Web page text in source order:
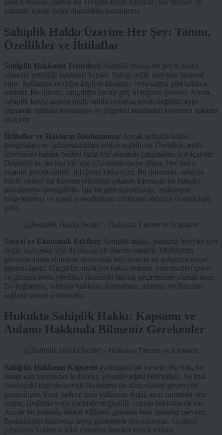
sorunun içinde farklı dinamikler barındırırız.
Sahiplik Hakkı Üzerine Her Şey: Tanım,
Özellikler ve İhtilaflar
Sahiplik Hakkının Temelleri: Sahiplik hakkı, bir şeyin sahibi
olmanın getirdiği faydaları kapsar. Sahip, mülk üzerinde tasarruf
etme, kullanma ve diğer kişilere kiralama veya satma gibi haklara
sahiptir. Bu durum, sahipliğin bir tür güç olduğunu gösterir. Ancak,
sahiplik hakkı sadece mülk sahibi olmakla sınırlı değildir; aynı
zamanda mülkün korunması ve diğerleri tarafından korunma hakkını
da içerir.
İhtilaflar ve Hakların Kısıtlanması: Ancak sahiplik hakkı,
tartışmalara ve anlaşmazlıklara neden olabiliyor. Özellikle, mülk
üzerindeki haklar, birden fazla kişi arasında çatışmalara yol açabilir.
Düşünün ki; iki kişi bir arsa için mahkemeye düşer. Her biri o
arsanın gerçek sahibi olduğunu iddia eder. Bu durumda, sahiplik
hakkı sadece bir kavram olmaktan çıkarak karmaşık bir hukuki
mücadeleye dönüşebilir. İşte bu gibi durumlarda, mülkiyetin
belgelenmesi ve yasal prosedürlerin izlenmesi oldukça önemli hale
gelir.
Sosyal ve Ekonomik Etkileri: Sahiplik hakkı, yalnızca bireyler için
değil, toplumlar için de büyük bir öneme sahiptir. Mülkiyetin
güvence altına alınması, ekonomik büyümenin ve gelişimin temel
taşlarındandır. Güçlü bir mülkiyet hakkı sistemi, yatırımcıları çeker
ve girişimcilerin yenilikçi fikirlerini hayata geçirmesine olanak tanır.
Bu bağlamda, sahiplik hakkının korunması, adaletin ve düzenin
sağlanmasının anahtarıdır.
Hukukta Sahiplik Hakkı: Kapsamı ve
Anlamı Hakkında Bilmeniz Gerekenler
Sahiplik Hakkının Kapsamı aydınlatıcı bir mesele. Bu hak, bir
malın kim tarafından kullanılıp yönetileceğini belirlerken, bu mal
üzerindeki tüm ekonomik faydaların da sizin elinize geçmesini
garantiliyor. Yani, sadece malı kullanma değil, aynı zamanda onu
satma, kiralama veya üzerinde değişiklik yapma hakkınız da var.
Ancak bu noktada dikkat edilmesi gereken bazı unsurlar mevcut.
Başkalarının haklarına saygı göstermek zorundasınız. Üçüncü
şahısların haklarını ihlal etmeden hareket etmek esastır.